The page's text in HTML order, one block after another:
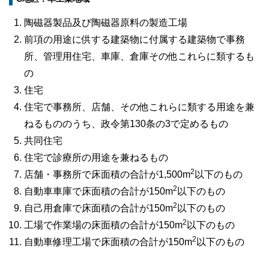
陶磁器製品及び陶磁器原料の製造工場
前項の用途に供する建築物に付属する建築物で事務
所、管理用住宅、車庫、倉庫その他これらに類するも
の
住宅
住宅で事務所、店舗、その他これらに類する用途を兼
ねるもののうち、政令第130条の3で定めるもの
共同住宅
住宅で診療所の用途を兼ねるもの
店舗・事務所で床面積の合計が1,500m2以下のもの
自動車車庫で床面積の合計が150m2以下のもの
自己用倉庫で床面積の合計が150m2以下のもの
工場で作業場の床面積の合計が150m2以下のもの
自動車修理工場で床面積の合計が150m2以下のもの